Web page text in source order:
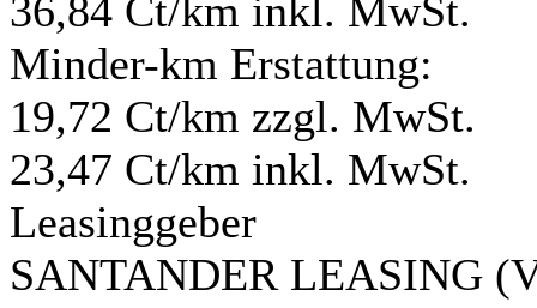
36,84 Ct/km inkl. MwSt.
Minder-km Erstattung:
19,72 Ct/km zzgl. MwSt.
23,47 Ct/km inkl. MwSt.
Leasinggeber
SANTANDER LEASING